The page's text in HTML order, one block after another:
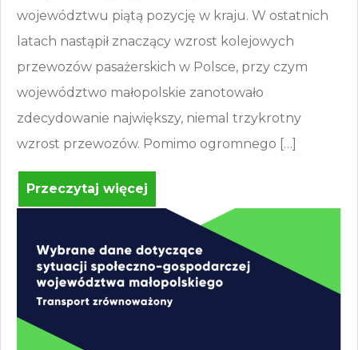
województwu piątą pozycję w kraju. W ostatnich
latach nastąpił znaczący wzrost kolejowych
przewozów pasażerskich w Polsce, przy czym
województwo małopolskie zanotowało
zdecydowanie największy, niemal trzykrotny
wzrost przewozów. Pomimo ogromnego […]
Przeczytaj więcej